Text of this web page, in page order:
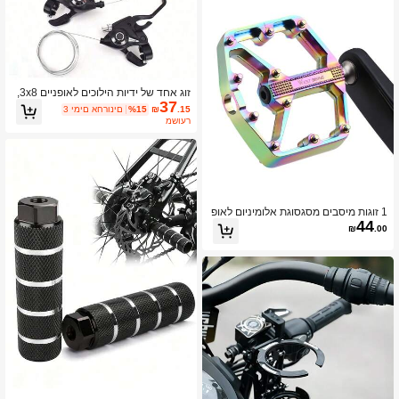
1 זוגות מיסבים מסגסוגת אלומיניום לאופ
ניים WEST BIKING דוושות פלטפורמה
משומנות, ציוד לרכיבה על אופני הרים
₪44.00
זוג אחד של ידיות הילוכים לאופניים 3x8,
עם ידית הילוכים 24 הילוכים, מחוון הילוכי
ם וכבל V-Brake, מתאים לאופני הרים, או
₪37 .15
%15
3 ימים אחרונים
משוער